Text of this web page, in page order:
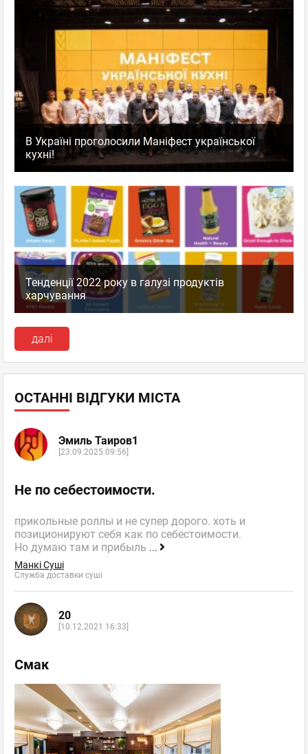
В Україні проголосили Маніфест української
кухні!
Тенденції 2022 року в галузі продуктів
харчування
далі
ОСТАННІ ВІДГУКИ МІСТА
Эмиль Таиров1
[23.09.2025 09:56]
Не по себестоимости.
прикольные роллы и не супер дорого. хоть и
позиционируют себя как по себестоимости.
Но думаю там и прибыль ...
Манкі Суші
Служба доставки суші
20
[10.12.2021 16:33]
Смак